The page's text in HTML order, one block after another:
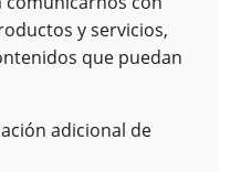
y servicios,
que puedan
adicional de